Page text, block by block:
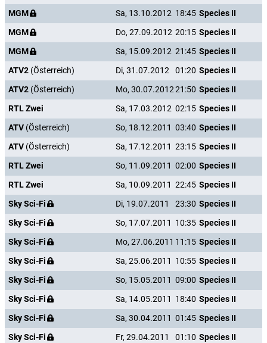
MGM
Sa, 13.10.2012 18:45 Species II
MGM
Do, 27.09.2012 20:15 Species II
MGM
Sa, 15.09.2012 21:45 Species II
ATV2 (Österreich) Di, 31.07.2012 01:20 Species II
ATV2 (Österreich) Mo, 30.07.201221:50 Species II
RTL Zwei
Sa, 17.03.2012 02:15 Species II
ATV (Österreich) So, 18.12.2011 03:40 Species II
ATV (Österreich) Sa, 17.12.2011 23:15 Species II
RTL Zwei
So, 11.09.2011 02:00 Species II
RTL Zwei
Sa, 10.09.2011 22:45 Species II
Sky Sci-Fi
Di, 19.07.2011 23:30 Species II
Sky Sci-Fi
So, 17.07.2011 10:35 Species II
Sky Sci-Fi
Mo, 27.06.2011 11:15 Species II
Sky Sci-Fi
Sa, 25.06.2011 10:55 Species II
Sky Sci-Fi
So, 15.05.2011 09:00 Species II
Sky Sci-Fi
Sa, 14.05.2011 18:40 Species II
Sky Sci-Fi
Sa, 30.04.2011 01:45 Species II
Sky Sci-Fi
Fr, 29.04.2011 01:10 Species II